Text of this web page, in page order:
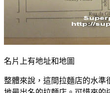
名片上有地址和地圖
整體來說，這間拉麵店的水準